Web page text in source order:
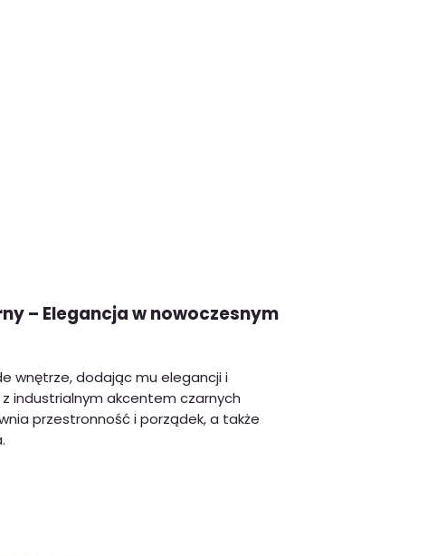
– Elegancja w nowoczesnym
wnętrze, dodając mu elegancji i
z industrialnym akcentem czarnych
przestronność i porządek, a także